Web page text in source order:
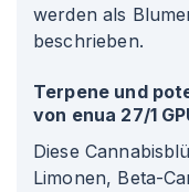
werden als
beschrieben.
Terpene und
von enua 27/1
Diese
Limonen, Beta-